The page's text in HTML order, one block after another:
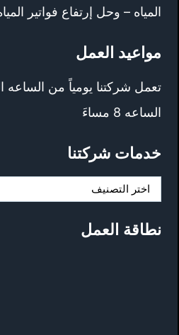
المياه – وحل إرتفاع فواتير
مواعيد العمل
تعمل شركتنا يومياً من الساعه
الساعه 8 مساءَ
خدمات شركتنا
خدمات
نطاقة العمل